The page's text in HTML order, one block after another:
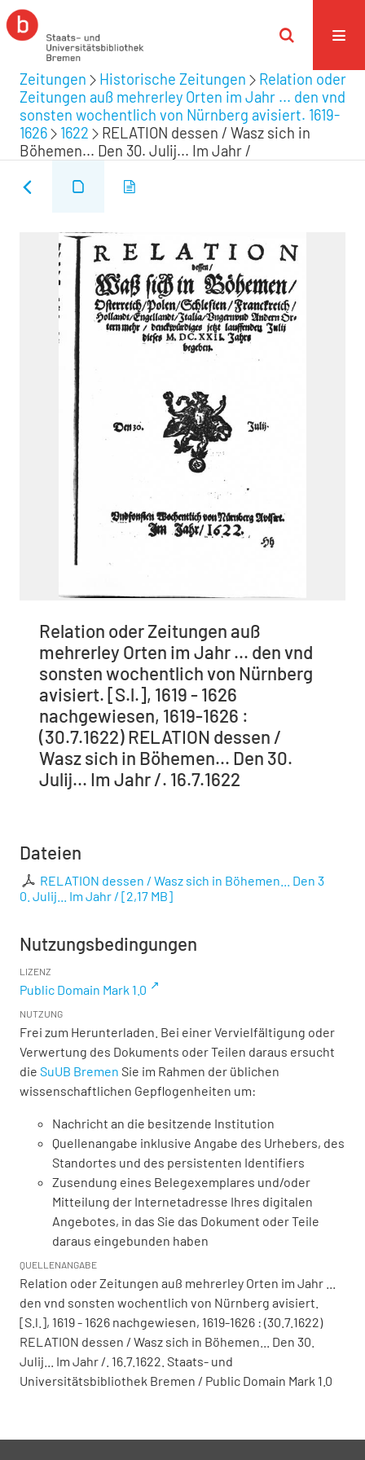
Zeitungen Historische Zeitungen
Relation oder
Zeitungen auß mehrerley Orten im Jahr ... den vnd
sonsten wochentlich von Nürnberg avisiert. 1619-
1626
1622
RELATION dessen / Wasz sich in
Böhemen... Den 30. Julij... Im Jahr /
Relation oder Zeitungen auß
mehrerley Orten im Jahr ... den vnd
sonsten wochentlich von Nürnberg
avisiert. [S.l.], 1619 - 1626
nachgewiesen, 1619-1626 :
(30.7.1622) RELATION dessen /
Wasz sich in Böhemen... Den 30.
Julij... Im Jahr /. 16.7.1622
Dateien
RELATION dessen / Wasz sich in Böhemen... Den 3
0. Julij... Im Jahr / [2,17 MB]
Nutzungsbedingungen
LIZENZ
Public Domain Mark 1.0
NUTZUNG
Frei zum Herunterladen. Bei einer Vervielfältigung oder
Verwertung des Dokuments oder Teilen daraus ersucht
die SuUB Bremen Sie im Rahmen der üblichen
wissenschaftlichen Gepflogenheiten um:
Nachricht an die besitzende Institution
Quellenangabe inklusive Angabe des Urhebers, des
Standortes und des persistenten Identifiers
Zusendung eines Belegexemplares und/oder
Mitteilung der Internetadresse Ihres digitalen
Angebotes, in das Sie das Dokument oder Teile
daraus eingebunden haben
QUELLENANGABE
Relation oder Zeitungen auß mehrerley Orten im Jahr ...
den vnd sonsten wochentlich von Nürnberg avisiert.
[S.l.], 1619 - 1626 nachgewiesen, 1619-1626 : (30.7.1622)
RELATION dessen / Wasz sich in Böhemen... Den 30.
Julij... Im Jahr /. 16.7.1622. Staats- und
Universitätsbibliothek Bremen / Public Domain Mark 1.0